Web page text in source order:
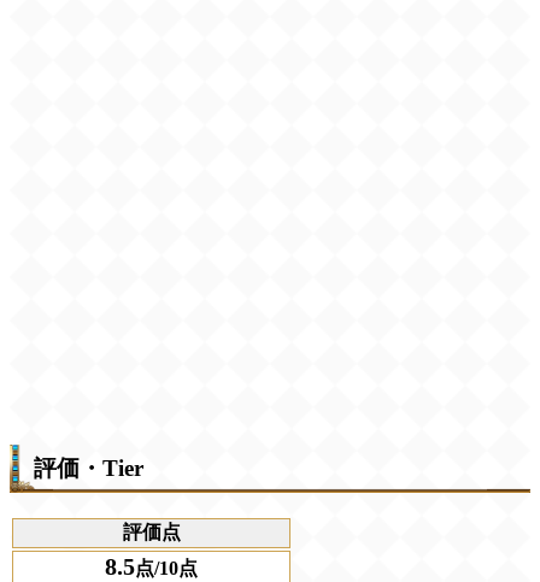
評価・Tier
評価点
8.5点/10点